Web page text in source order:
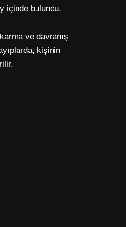
içinde bulundu.
ve davranış
kişinin